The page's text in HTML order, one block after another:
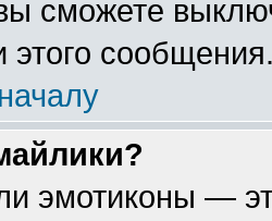
сможете
этого
эмотиконы —